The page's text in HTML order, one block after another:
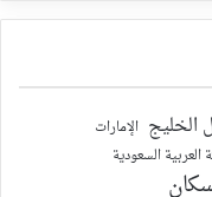
الخليج الإمارات
العربية السعودية